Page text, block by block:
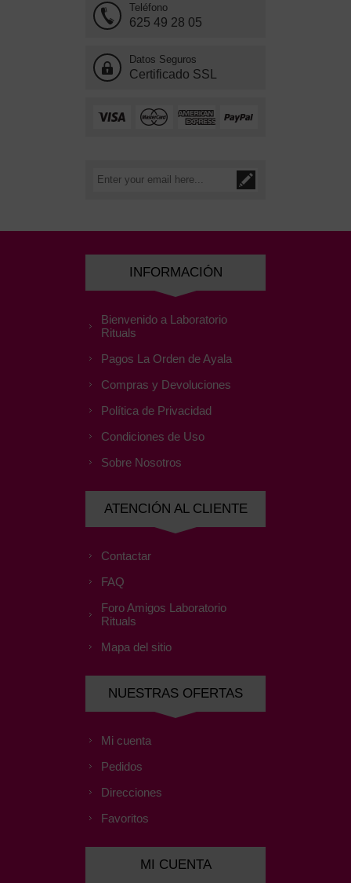
Teléfono
625 49 28 05
Datos Seguros
Certificado SSL
INFORMACIÓN
Bienvenido a Laboratorio
Rituals
Pagos La Orden de Ayala
Compras y Devoluciones
Política de Privacidad
Condiciones de Uso
Sobre Nosotros
ATENCIÓN AL CLIENTE
Contactar
FAQ
Foro Amigos Laboratorio
Rituals
Mapa del sitio
NUESTRAS OFERTAS
Mi cuenta
Pedidos
Direcciones
Favoritos
MI CUENTA